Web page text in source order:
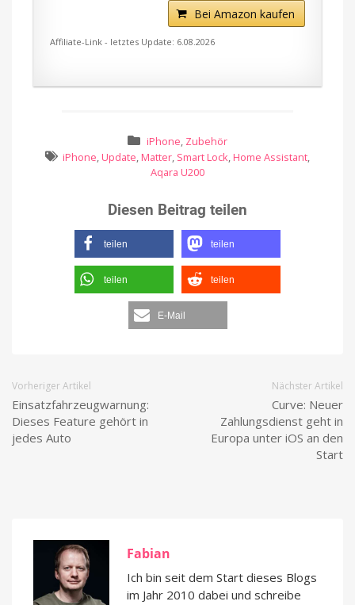
Bei Amazon kaufen
Affiliate-Link - letztes Update: 6.08.2026
iPhone, Zubehör
iPhone, Update, Matter, Smart Lock, Home Assistant,
Aqara U200
Diesen Beitrag teilen
teilen teilen
teilen teilen
E-Mail
Vorheriger Artikel
Einsatzfahrzeugwarnung:
Dieses Feature gehört in
jedes Auto
Nächster Artikel
Curve: Neuer
Zahlungsdienst geht in
Europa unter iOS an den
Start
Fabian
Ich bin seit dem Start dieses Blogs
im Jahr 2010 dabei und schreibe